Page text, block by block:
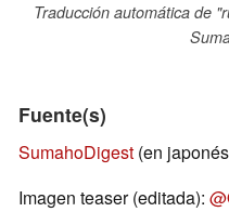
Traducción automática de
Fuente(s)
SumahoDigest (en
Imagen teaser (editada):